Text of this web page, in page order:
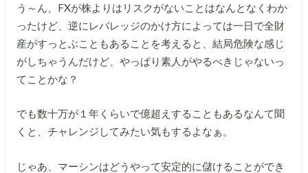
う～ん、FXが株よりはリスクがないことはなんとなくわか
ったけど、逆にレバレッジのかけ方によっては一日で全財
産がすっとぶこともあることを考えると、結局危険な感じ
がしちゃうんだけど、やっぱり素人がやるべきじゃないっ
てことかな？
でも数十万が１年くらいで億超えすることもあるなんて聞
くと、チャレンジしてみたい気もするよなぁ。
じゃあ、マーシンはどうやって安定的に儲けることができ